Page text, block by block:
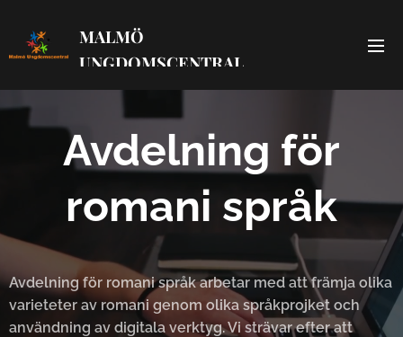
MALMÖ
UNGDOMSCENTRAL
Avdelning för
romani språk
Avdelning för romani språk arbetar med att främja olika
varieteter av romani genom olika språkprojket och
användning av digitala verktyg. Vi strävar efter att